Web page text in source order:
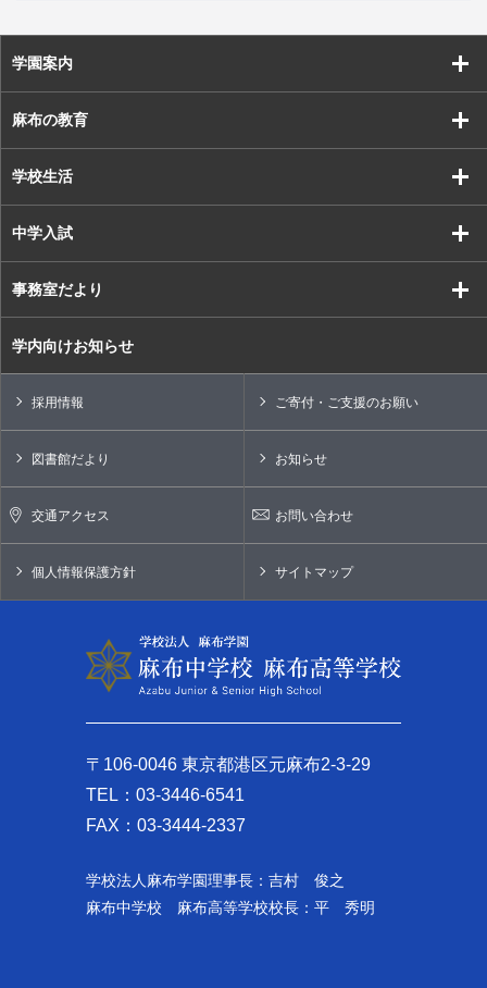
学園案内
麻布の教育
学校生活
中学入試
事務室だより
学内向けお知らせ
採用情報 ご寄付・ご支援のお願い
図書館だより お知らせ
交通アクセス お問い合わせ
個人情報保護方針 サイトマップ
〒106-0046 東京都港区元麻布2-3-29
TEL：03-3446-6541
FAX：03-3444-2337
学校法人麻布学園理事長：吉村 俊之
麻布中学校 麻布高等学校校長：平 秀明